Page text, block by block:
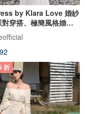
by Klara Love 婚紗
穿搭、極簡風格婚禮
洋裝
折